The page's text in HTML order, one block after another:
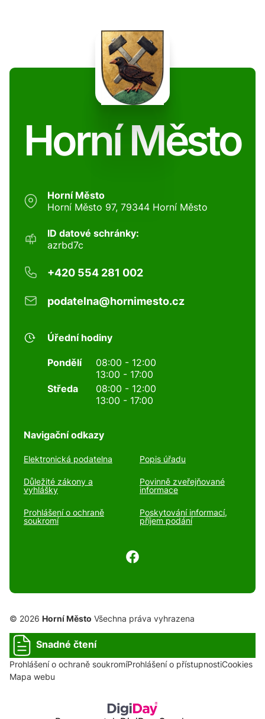
Horní Město
Horní Město
Horní Město 97, 79344 Horní Město
ID datové schránky:
azrbd7c
+420 554 281 002
podatelna@hornimesto.cz
Úřední hodiny
Pondělí
08:00 - 12:00
13:00 - 17:00
Středa
08:00 - 12:00
13:00 - 17:00
Navigační odkazy
Elektronická podatelna Popis úřadu
Důležité zákony a
vyhlášky
Povinně zveřejňované
informace
Prohlášení o ochraně
soukromí
Poskytování informací,
příjem podání
© 2026 Horní Město Všechna práva vyhrazena
Snadné čtení
Prohlášení o ochraně soukromíProhlášení o přístupnostiCookies
Mapa webu